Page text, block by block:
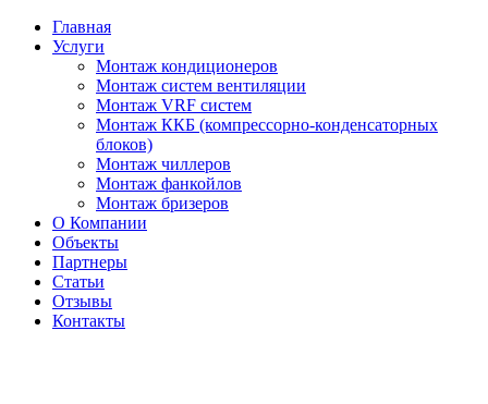
Главная
Услуги
Монтаж кондиционеров
Монтаж cистем вентиляции
Монтаж VRF систем
Монтаж ККБ (компрессорно-конденсаторных
блоков)
Монтаж чиллеров
Монтаж фанкойлов
Монтаж бризеров
О Компании
Объекты
Партнеры
Статьи
Отзывы
Контакты